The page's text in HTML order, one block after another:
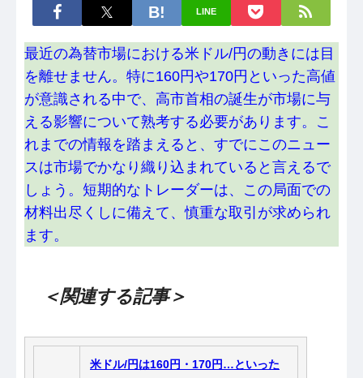
LINE
最近の為替市場における米ドル/円の動きには目
を離せません。特に160円や170円といった高値
が意識される中で、高市首相の誕生が市場に与
える影響について熟考する必要があります。こ
れまでの情報を踏まえると、すでにこのニュー
スは市場でかなり織り込まれていると言えるで
しょう。短期的なトレーダーは、この局面での
材料出尽くしに備えて、慎重な取引が求められ
ます。
＜関連する記事＞
米ドル/円は160円・170円…といった